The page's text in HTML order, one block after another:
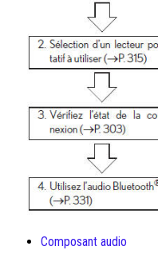
Composant audio